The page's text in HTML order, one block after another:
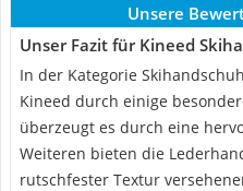
Unsere
Unser Fazit für Kineed
In der Kategorie
Kineed durch einige
überzeugt es durch eine
Weiteren bieten die
rutschfester Textur